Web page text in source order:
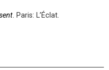
. Paris: L’Éclat.